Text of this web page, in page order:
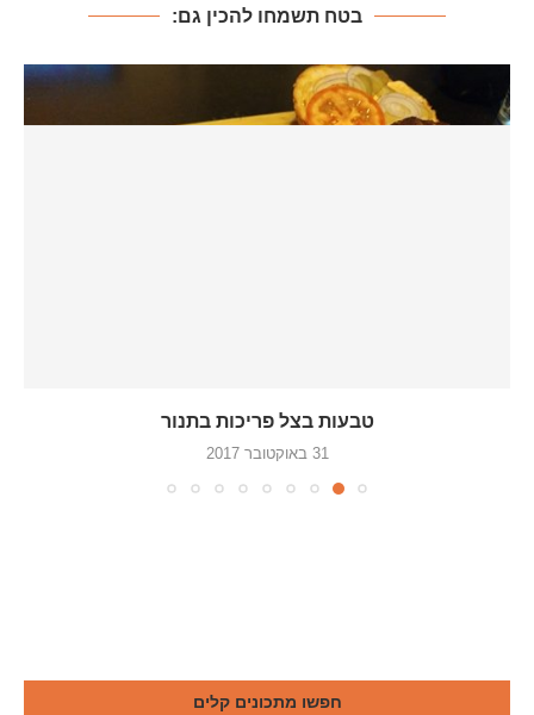
בטח תשמחו להכין גם:
טבעות בצל פריכות בתנור
31 באוקטובר 2017
חפשו מתכונים קלים